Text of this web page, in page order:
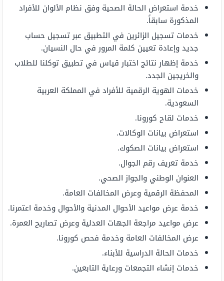
خدمة استعراض الحالة الصحية وفق نظام الألوان للأفراد
المذكورة سابقاً.
خدمات تسجيل الزائرين في التطبيق عبر تسجيل حساب
جديد وإعادة تعيين كلمة المرور في حال النسيان.
خدمة إظهار نتائج اختبار قياس في تطبيق توكلنا للطلاب
والخريجين الجدد.
خدمات الهوية الرقمية للأفراد في المملكة العربية
السعودية.
خدمات لقاح كورونا.
استعراض بيانات الوكالات.
استعراض بيانات الصكوك.
خدمة تعريف رقم الجوال.
العنوان الوطني والجواز الصحي.
المحفظة الرقمية وعرض المخالفات العامة.
خدمة عرض مواعيد الأحوال المدنية والأحوال وخدمة اعتمرنا.
عرض مواعيد مراجعة الجهات العدلية وعرض تصاريح العمرة.
عرض المخالفات العامة وخدمة فحص كورونا.
خدمات الحالة الدراسية للأبناء.
خدمات إنشاء التجمعات ورعاية التابعين.